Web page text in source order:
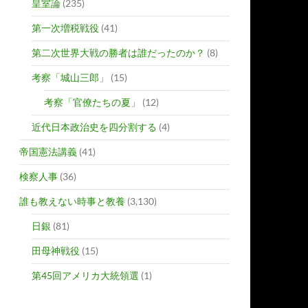
皇室論 (235)
第一次増税戦役 (41)
第二次世界大戦の勝者は誰だったのか？ (8)
考察「城山三郎」 (15)
考察「官僚たちの夏」 (12)
近代日本政治史を四分割する (4)
帝国憲法講義 (41)
検察人事 (36)
誰も教えない時事と教養 (3,130)
日銀 (81)
田母神戦役 (15)
第45回アメリカ大統領選 (1)